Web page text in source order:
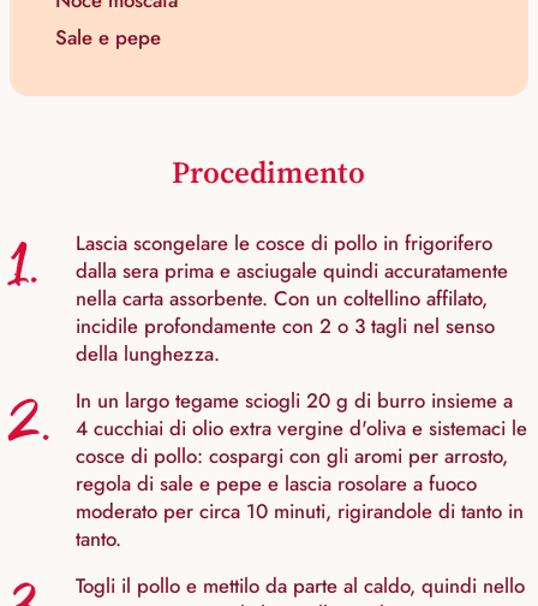
Sale e pepe
Procedimento
1.
Lascia scongelare le cosce di pollo in frigorifero
dalla sera prima e asciugale quindi accuratamente
nella carta assorbente. Con un coltellino affilato,
incidile profondamente con 2 o 3 tagli nel senso
della lunghezza.
2.
In un largo tegame sciogli 20 g di burro insieme a
4 cucchiai di olio extra vergine d'oliva e sistemaci le
cosce di pollo: cospargi con gli aromi per arrosto,
regola di sale e pepe e lascia rosolare a fuoco
moderato per circa 10 minuti, rigirandole di tanto in
tanto.
Togli il pollo e mettilo da parte al caldo, quindi nello